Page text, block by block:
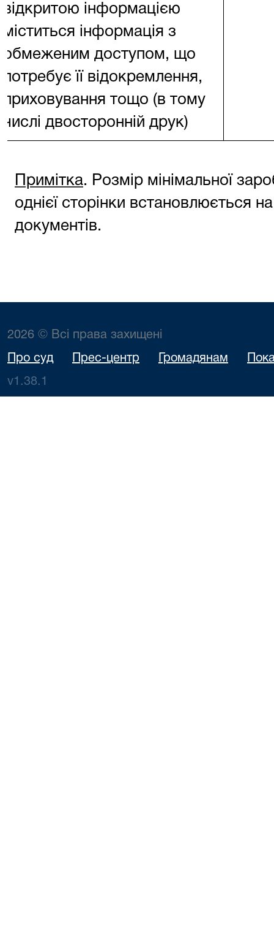
відкритою інформацією
міститься інформація з
обмеженим доступом, що
потребує її відокремлення,
приховування тощо (в тому
числі двосторонній друк)
Примітка. Розмір мінімальної
однієї сторінки встановлюється
документів.
2026 © Всі права захищені
Про суд Прес-центр Громадянам
v1.38.1